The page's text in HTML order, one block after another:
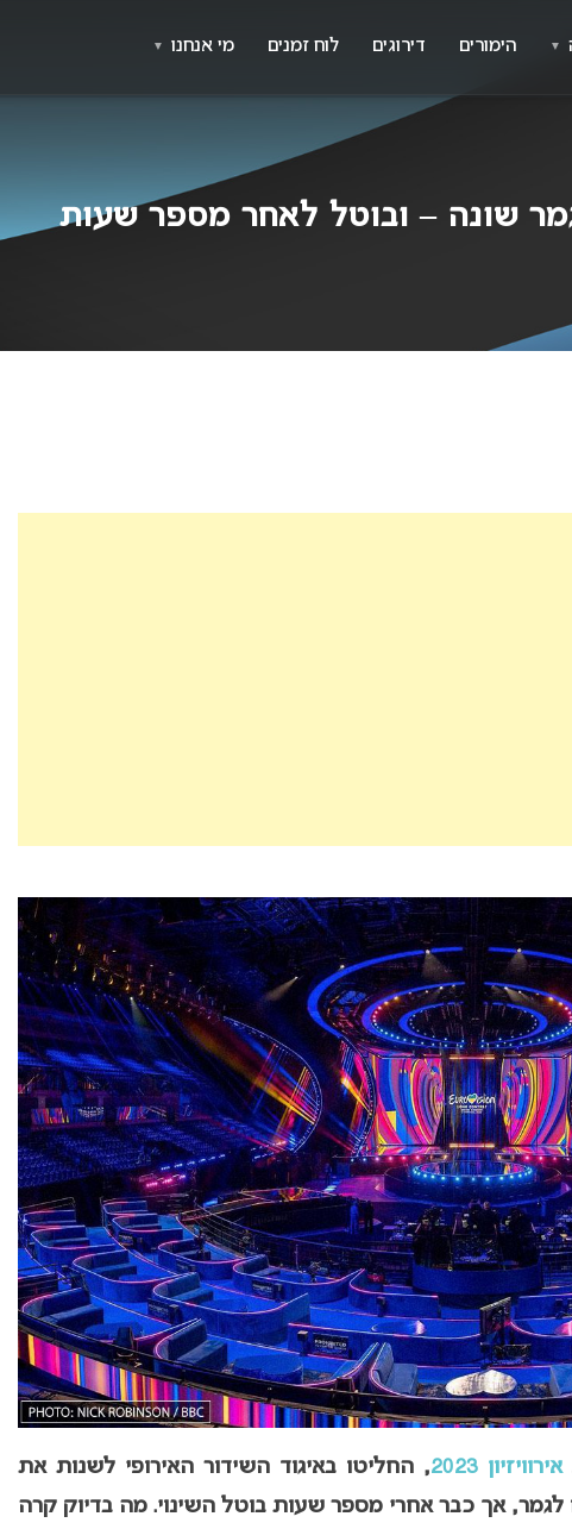
שונה – ובוטל לאחר מספר שעות
אירוויזיון 2023
, החליטו באיגוד השידור האירופי לשנות את
אך כבר אחרי מספר שעות בוטל השינוי. מה בדיוק קרה
▼ הימורים דירוגים לוח זמנים מי אנחנו ▼